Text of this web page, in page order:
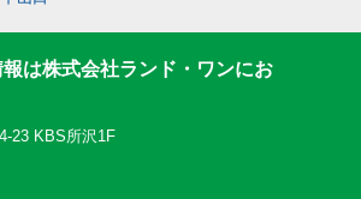
は株式会社ランド・ワンにお
23 KBS所沢1F